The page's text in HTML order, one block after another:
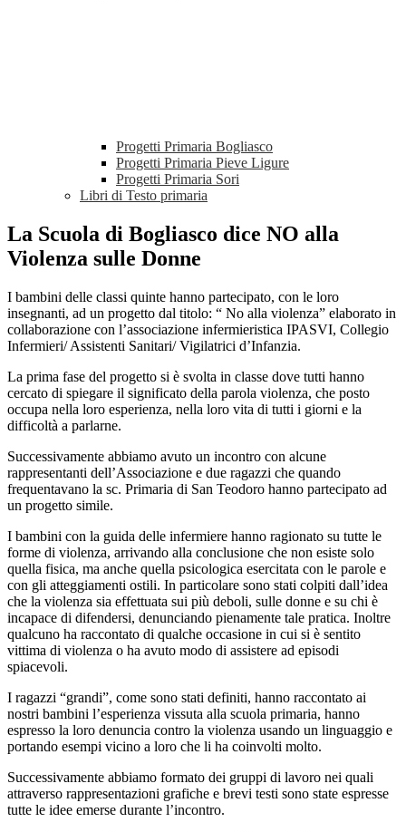
Progetti Primaria Bogliasco
Progetti Primaria Pieve Ligure
Progetti Primaria Sori
Libri di Testo primaria
La Scuola di Bogliasco dice NO alla
Violenza sulle Donne
I bambini delle classi quinte hanno partecipato, con le loro
insegnanti, ad un progetto dal titolo: “ No alla violenza” elaborato in
collaborazione con l’associazione infermieristica IPASVI, Collegio
Infermieri/ Assistenti Sanitari/ Vigilatrici d’Infanzia.
La prima fase del progetto si è svolta in classe dove tutti hanno
cercato di spiegare il significato della parola violenza, che posto
occupa nella loro esperienza, nella loro vita di tutti i giorni e la
difficoltà a parlarne.
Successivamente abbiamo avuto un incontro con alcune
rappresentanti dell’Associazione e due ragazzi che quando
frequentavano la sc. Primaria di San Teodoro hanno partecipato ad
un progetto simile.
I bambini con la guida delle infermiere hanno ragionato su tutte le
forme di violenza, arrivando alla conclusione che non esiste solo
quella fisica, ma anche quella psicologica esercitata con le parole e
con gli atteggiamenti ostili. In particolare sono stati colpiti dall’idea
che la violenza sia effettuata sui più deboli, sulle donne e su chi è
incapace di difendersi, denunciando pienamente tale pratica. Inoltre
qualcuno ha raccontato di qualche occasione in cui si è sentito
vittima di violenza o ha avuto modo di assistere ad episodi
spiacevoli.
I ragazzi “grandi”, come sono stati definiti, hanno raccontato ai
nostri bambini l’esperienza vissuta alla scuola primaria, hanno
espresso la loro denuncia contro la violenza usando un linguaggio e
portando esempi vicino a loro che li ha coinvolti molto.
Successivamente abbiamo formato dei gruppi di lavoro nei quali
attraverso rappresentazioni grafiche e brevi testi sono state espresse
tutte le idee emerse durante l’incontro.